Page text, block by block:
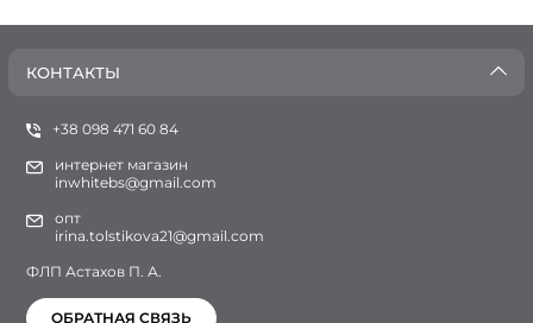
КОНТАКТЫ
+38 098 471 60 84
интернет магазин
inwhitebs@gmail.com
опт
irina.tolstikova21@gmail.com
ФЛП Астахов П. А.
ОБРАТНАЯ СВЯЗЬ